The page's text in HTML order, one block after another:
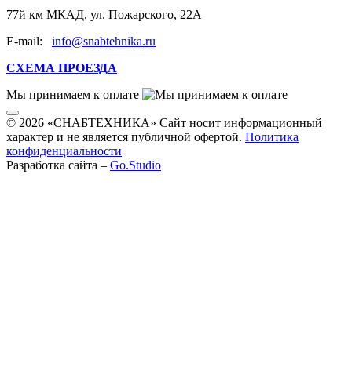
77й км МКАД, ул. Пожарского, 22А
E-mail: info@snabtehnika.ru
СХЕМА ПРОЕЗДА
Мы принимаем к оплате
© 2026 «СНАБТЕХНИКА» Сайт носит информационный
характер и не является публичной офертой. Политика
конфиденциальности
Разработка сайта – Go.Studio